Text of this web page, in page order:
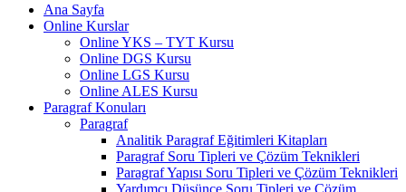
Ana Sayfa
Online Kurslar
Online YKS – TYT Kursu
Online DGS Kursu
Online LGS Kursu
Online ALES Kursu
Paragraf Konuları
Paragraf
Analitik Paragraf Eğitimleri Kitapları
Paragraf Soru Tipleri ve Çözüm Teknikleri
Paragraf Yapısı Soru Tipleri ve Çözüm Teknikleri
Yardımcı Düşünce Soru Tipleri ve Çözüm